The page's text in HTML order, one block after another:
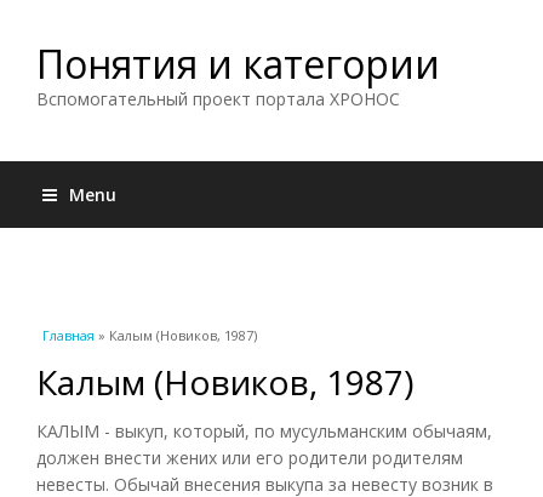
Понятия и категории
Вспомогательный проект портала ХРОНОС
Menu
Вы здесь
Главная » Калым (Новиков, 1987)
Калым (Новиков, 1987)
КАЛЫМ - выкуп, который, по мусульманским обычаям,
должен внести жених или его родители родителям
невесты. Обычай внесения выкупа за невесту возник в